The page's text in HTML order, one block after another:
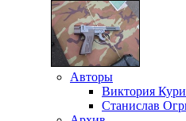
Авторы
Виктория
Станислав